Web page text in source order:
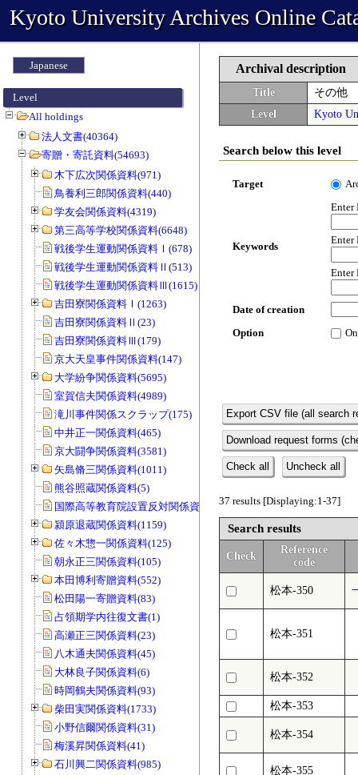
Kyoto University Archives Online
Japanese
Level
All holdings
法人文書(40364)
寄贈・寄託資料(54693)
木下広次関係資料(971)
鳥養利三郎関係資料(440)
学友会関係資料(4319)
第三高等学校関係資料(6648)
戦後学生運動関係資料Ⅰ(678)
戦後学生運動関係資料Ⅱ(513)
戦後学生運動関係資料Ⅲ(1615)
吉田寮関係資料Ⅰ(1263)
吉田寮関係資料Ⅱ(23)
吉田寮関係資料Ⅲ(179)
京大天皇事件関係資料(147)
大学紛争関係資料(5695)
室賀信夫関係資料(4989)
滝川事件関係スクラップ(175)
中井正一関係資料(465)
京大闘争関係資料(3581)
矢島脩三関係資料(1011)
熊谷照蔵関係資料(5)
国際高等教育院設置反対関係資料(20)
潁原退蔵関係資料(1159)
佐々木惣一関係資料(125)
朝永正三関係資料(105)
本田博利寄贈資料(552)
松田陽一寄贈資料(83)
占領期学内往復文書(1)
高瀬正三関係資料(23)
八木通夫関係資料(45)
大林良子関係資料(6)
時岡鶴夫関係資料(93)
柴田実関係資料(1733)
小野信爾関係資料(31)
梅溪昇関係資料(41)
石川興二関係資料(985)
Archival description
Title
その他
Level
Kyoto
Search below this level
Target
Keywords
Enter
Enter
Enter
Date of creation
Option
Export CSV file (all search
Download request forms
Check all Uncheck all
37 results [Displaying:1-37]
Search results
Check
Reference
code
松本-350
松本-351
松本-352
松本-353
松本-354
松本-355